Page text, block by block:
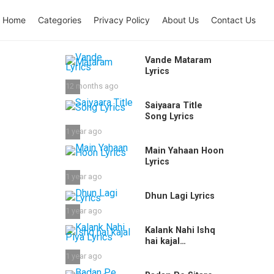
Home Categories Privacy Policy About Us Contact Us
Vande Mataram
Lyrics
12 months ago
Saiyaara Title
Song Lyrics
1 year ago
Main Yahaan Hoon
Lyrics
1 year ago
Dhun Lagi Lyrics
1 year ago
Kalank Nahi Ishq
hai kajal
1 year ago